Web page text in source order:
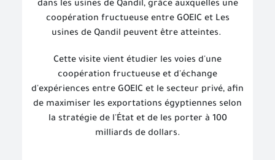
dans les usines de Qandil, grâce auxquelles une
coopération fructueuse entre GOEIC et Les
usines de Qandil peuvent être atteintes.
Cette visite vient étudier les voies d'une
coopération fructueuse et d'échange
d'expériences entre GOEIC et le secteur privé, afin
de maximiser les exportations égyptiennes selon
la stratégie de l'État et de les porter à 100
milliards de dollars.